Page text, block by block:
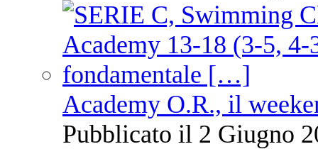
Academy O.R., il
Pubblicato il 2 Giugno